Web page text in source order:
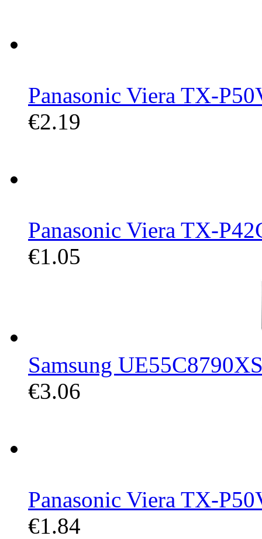
Panasonic Viera TX-
€2.19
Panasonic Viera TX-
€1.05
Samsung
€3.06
Panasonic Viera TX-
€1.84